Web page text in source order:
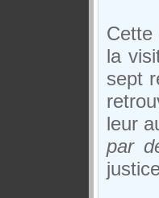
Cette
la
sept
leur
par